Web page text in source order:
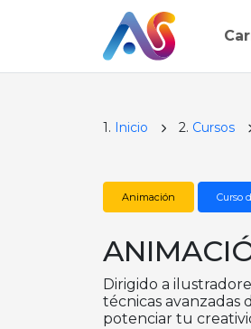
1. Inicio 2. Cursos
Animación Curso
Dirigido a
técnicas avanzadas
potenciar tu